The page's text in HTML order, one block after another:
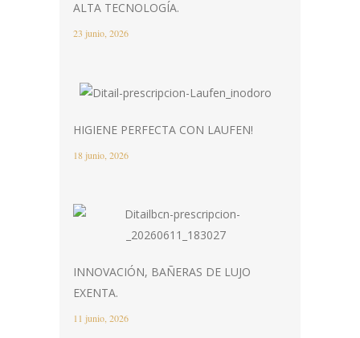
ALTA TECNOLOGÍA.
23 junio, 2026
HIGIENE PERFECTA CON LAUFEN!
18 junio, 2026
INNOVACIÓN, BAÑERAS DE LUJO
EXENTA.
11 junio, 2026